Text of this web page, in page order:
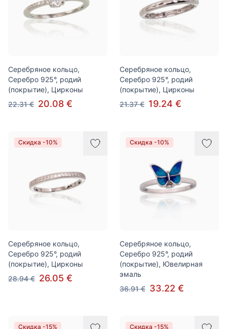
Серебряное кольцо,
Серебро 925°, родий
(покрытие), Цирконы
22.31 € 20.08 €
Серебряное кольцо,
Серебро 925°, родий
(покрытие), Цирконы
21.37 € 19.24 €
Скидка -10%
Серебряное кольцо,
Серебро 925°, родий
(покрытие), Цирконы
28.94 € 26.05 €
Скидка -10%
Серебряное кольцо,
Серебро 925°, родий
(покрытие), Ювелирная
эмаль
36.91 € 33.22 €
Скидка -15% Скидка -15%